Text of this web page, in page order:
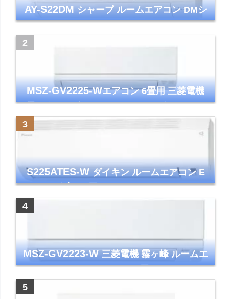
AY-S22DMシャープ ルームエアコン DMシ
リーズ 主に6畳 ホワイト 2024年モデル プラ
MSZ-GV2225-Wエアコン 6畳用 三菱電機
霧ヶ峰 2025年モデル GVシリーズ ピュアホ
ワイト 清潔 除湿 単相100V
S225ATES-Wダイキン ルームエアコン E
シリーズ 主に6畳用 ホワイト 2025年モデル
MSZ-GV2223-W三菱電機 霧ヶ峰 ルームエ
アコン GVシリーズ おもに6畳用 ピュアホワ